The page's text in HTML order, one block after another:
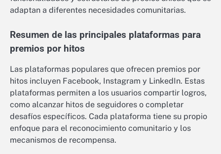
adaptan a diferentes necesidades comunitarias.
Resumen de las principales plataformas para
premios por hitos
Las plataformas populares que ofrecen premios por
hitos incluyen Facebook, Instagram y LinkedIn. Estas
plataformas permiten a los usuarios compartir logros,
como alcanzar hitos de seguidores o completar
desafíos específicos. Cada plataforma tiene su propio
enfoque para el reconocimiento comunitario y los
mecanismos de recompensa.